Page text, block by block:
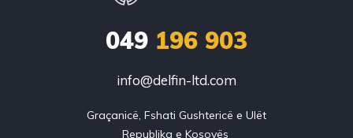
049 196 903
info@delfin-ltd.com
Graçanicë, Fshati Gushtericë e Ulët